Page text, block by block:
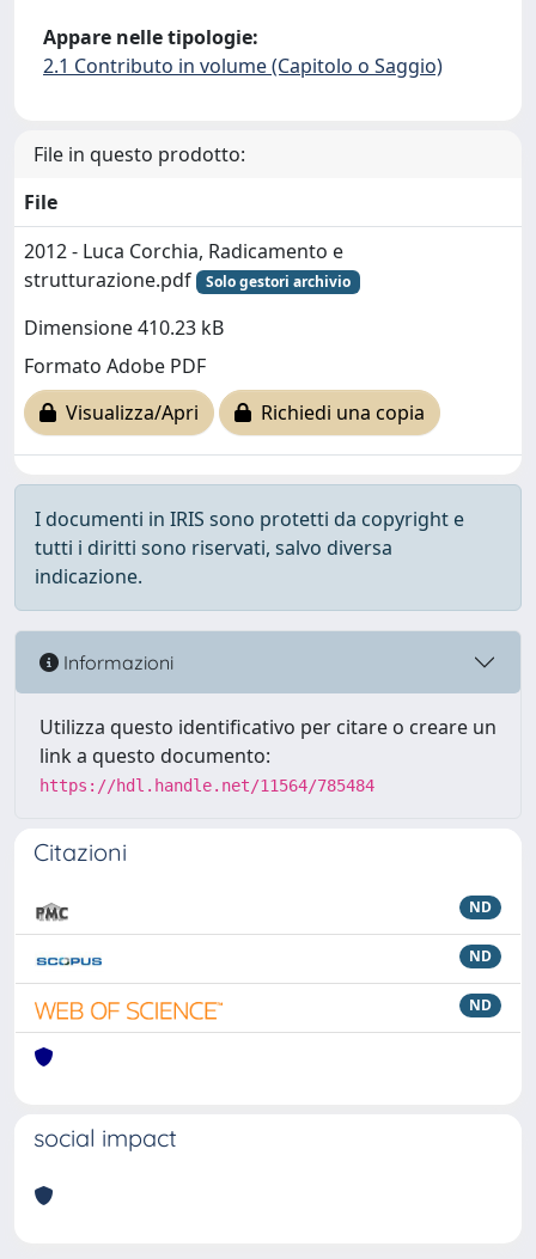
Appare nelle tipologie:
2.1 Contributo in volume (Capitolo o Saggio)
File in questo prodotto:
File
2012 - Luca Corchia, Radicamento e
strutturazione.pdf
Solo gestori archivio
Dimensione 410.23 kB
Formato Adobe PDF
Visualizza/Apri
Richiedi una copia
I documenti in IRIS sono protetti da copyright e
tutti i diritti sono riservati, salvo diversa
indicazione.
Informazioni
Utilizza questo identificativo per citare o creare un
link a questo documento:
https://hdl.handle.net/11564/785484
Citazioni
ND
ND
ND
social impact